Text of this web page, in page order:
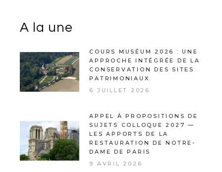
A la une
COURS MUSÉUM 2026 : UNE
APPROCHE INTÉGRÉE DE LA
CONSERVATION DES SITES
PATRIMONIAUX
6 JUILLET 2026
APPEL À PROPOSITIONS DE
SUJETS COLLOQUE 2027 —
LES APPORTS DE LA
RESTAURATION DE NOTRE-
DAME DE PARIS
9 AVRIL 2026